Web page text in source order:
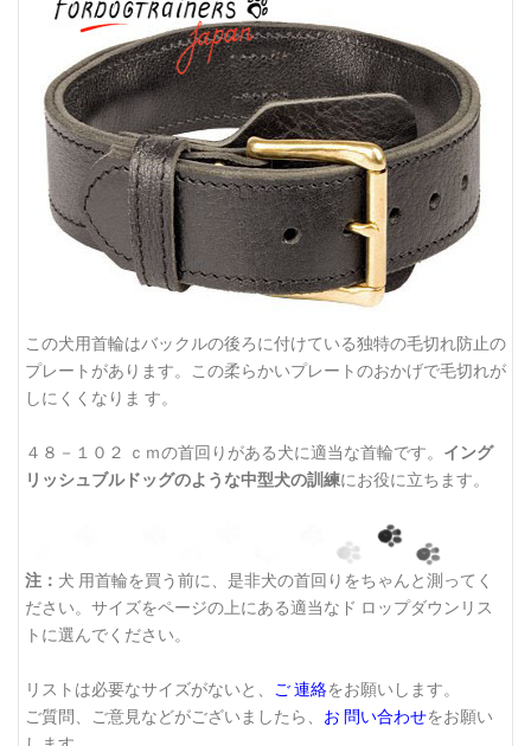
この犬用首輪はバックルの後ろに付けている独特の毛切れ防止の
プレートがあります。この柔らかいプレートのおかげで毛切れが
しにくくなりま す。
４８－１０２ ｃｍの首回りがある犬に適当な首輪です。 イング
リッシュブルドッグのような中型犬の訓練にお役に立ちます。
注： 犬 用首輪を買う前に、是非犬の首回りをちゃんと測ってく
ださい。サイズをページの上にある適当なド ロップダウンリス
トに選んでください。
リストは必要なサイズがないと、 ご 連絡をお願いします。
ご質問、ご意見などがございましたら、 お 問い合わせをお願い